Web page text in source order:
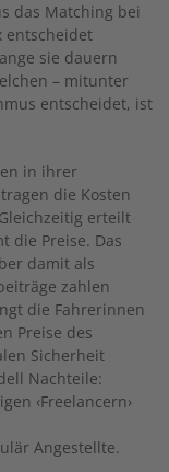
das Matching bei
entscheidet
sie dauern
– mitunter
entscheidet, ist
in ihrer
die Kosten
erteilt
die Preise. Das
damit als
zahlen
die Fahrerinnen
Preise des
Sicherheit
Nachteile:
‹Freelancern›
Angestellte.